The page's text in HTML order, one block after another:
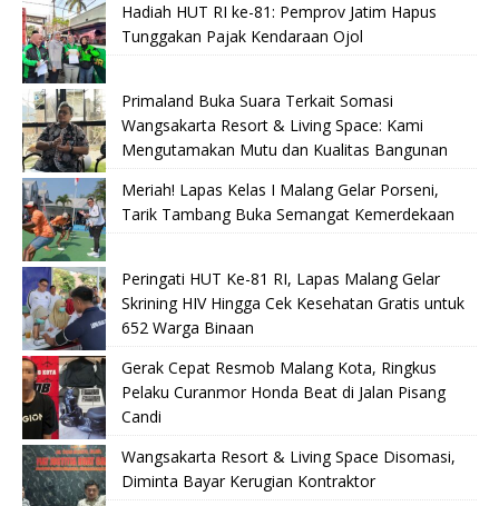
Hadiah HUT RI ke-81: Pemprov Jatim Hapus
Tunggakan Pajak Kendaraan Ojol
Primaland Buka Suara Terkait Somasi
Wangsakarta Resort & Living Space: Kami
Mengutamakan Mutu dan Kualitas Bangunan
Meriah! Lapas Kelas I Malang Gelar Porseni,
Tarik Tambang Buka Semangat Kemerdekaan
Peringati HUT Ke-81 RI, Lapas Malang Gelar
Skrining HIV Hingga Cek Kesehatan Gratis untuk
652 Warga Binaan
Gerak Cepat Resmob Malang Kota, Ringkus
Pelaku Curanmor Honda Beat di Jalan Pisang
Candi
Wangsakarta Resort & Living Space Disomasi,
Diminta Bayar Kerugian Kontraktor